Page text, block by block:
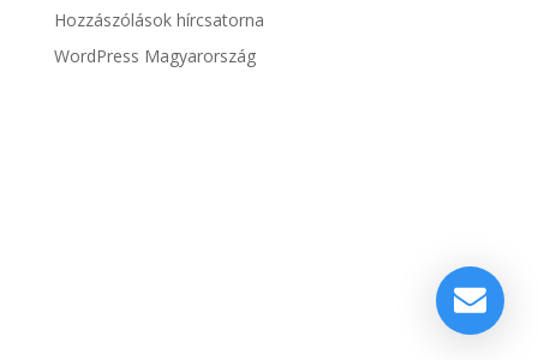
Hozzászólások hírcsatorna
WordPress Magyarország